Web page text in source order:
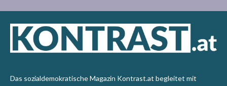
Das sozialdemokratische Magazin Kontrast.at begleitet mit